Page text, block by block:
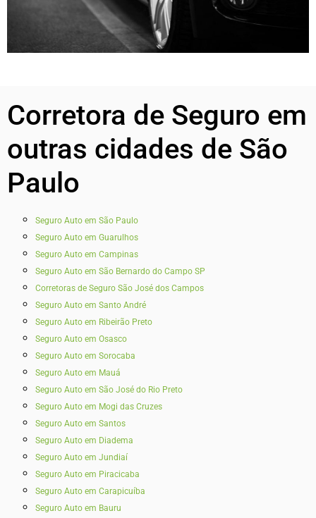
Corretora de Seguro em
outras cidades de São
Paulo
Seguro Auto em São Paulo
Seguro Auto em Guarulhos
Seguro Auto em Campinas
Seguro Auto em São Bernardo do Campo SP
Corretoras de Seguro São José dos Campos
Seguro Auto em Santo André
Seguro Auto em Ribeirão Preto
Seguro Auto em Osasco
Seguro Auto em Sorocaba
Seguro Auto em Mauá
Seguro Auto em São José do Rio Preto
Seguro Auto em Mogi das Cruzes
Seguro Auto em Santos
Seguro Auto em Diadema
Seguro Auto em Jundiaí
Seguro Auto em Piracicaba
Seguro Auto em Carapicuíba
Seguro Auto em Bauru